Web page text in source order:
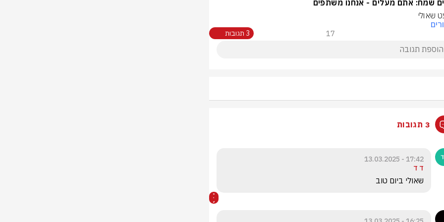
שמח: אתם מעלים - אנחנו משתפים
שאולי
17 3 תגובות
3 תגובות
17:42 - 13.03.2025
ד ד
שאולי ביום טוב